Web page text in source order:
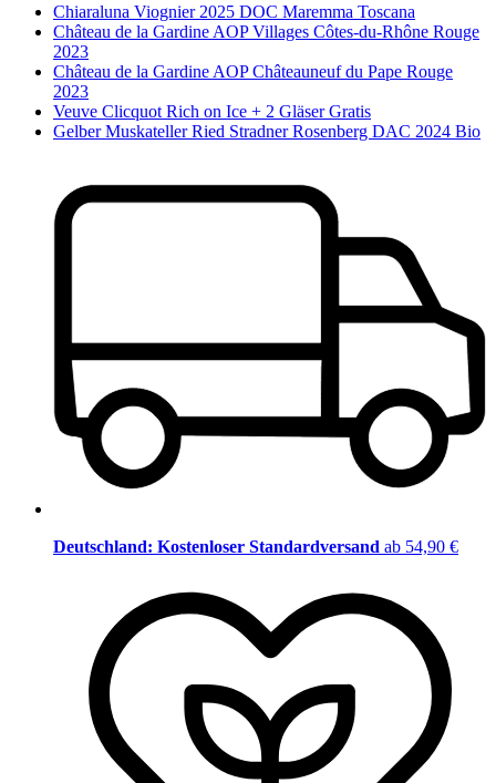
Chiaraluna Viognier 2025 DOC Maremma Toscana
Château de la Gardine AOP Villages Côtes-du-Rhône Rouge
2023
Château de la Gardine AOP Châteauneuf du Pape Rouge
2023
Veuve Clicquot Rich on Ice + 2 Gläser Gratis
Gelber Muskateller Ried Stradner Rosenberg DAC 2024 Bio
Deutschland: Kostenloser Standardversand ab 54,90 €